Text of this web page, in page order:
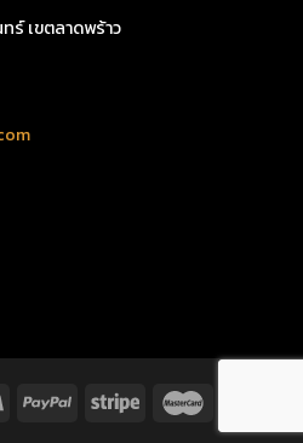
ร์ เขตลาดพร้าว